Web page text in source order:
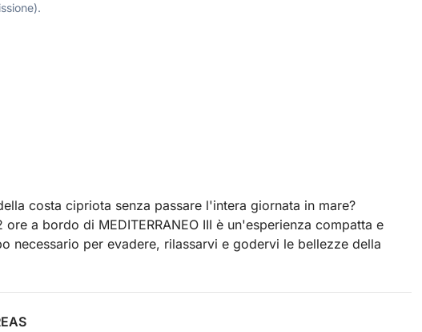
costa cipriota senza passare l'intera giornata in mare?
a bordo di MEDITERRANEO III è un'esperienza compatta e
necessario per evadere, rilassarvi e godervi le bellezze della
viste spettacolari della famigerata "città fantasma" dall'acqua: